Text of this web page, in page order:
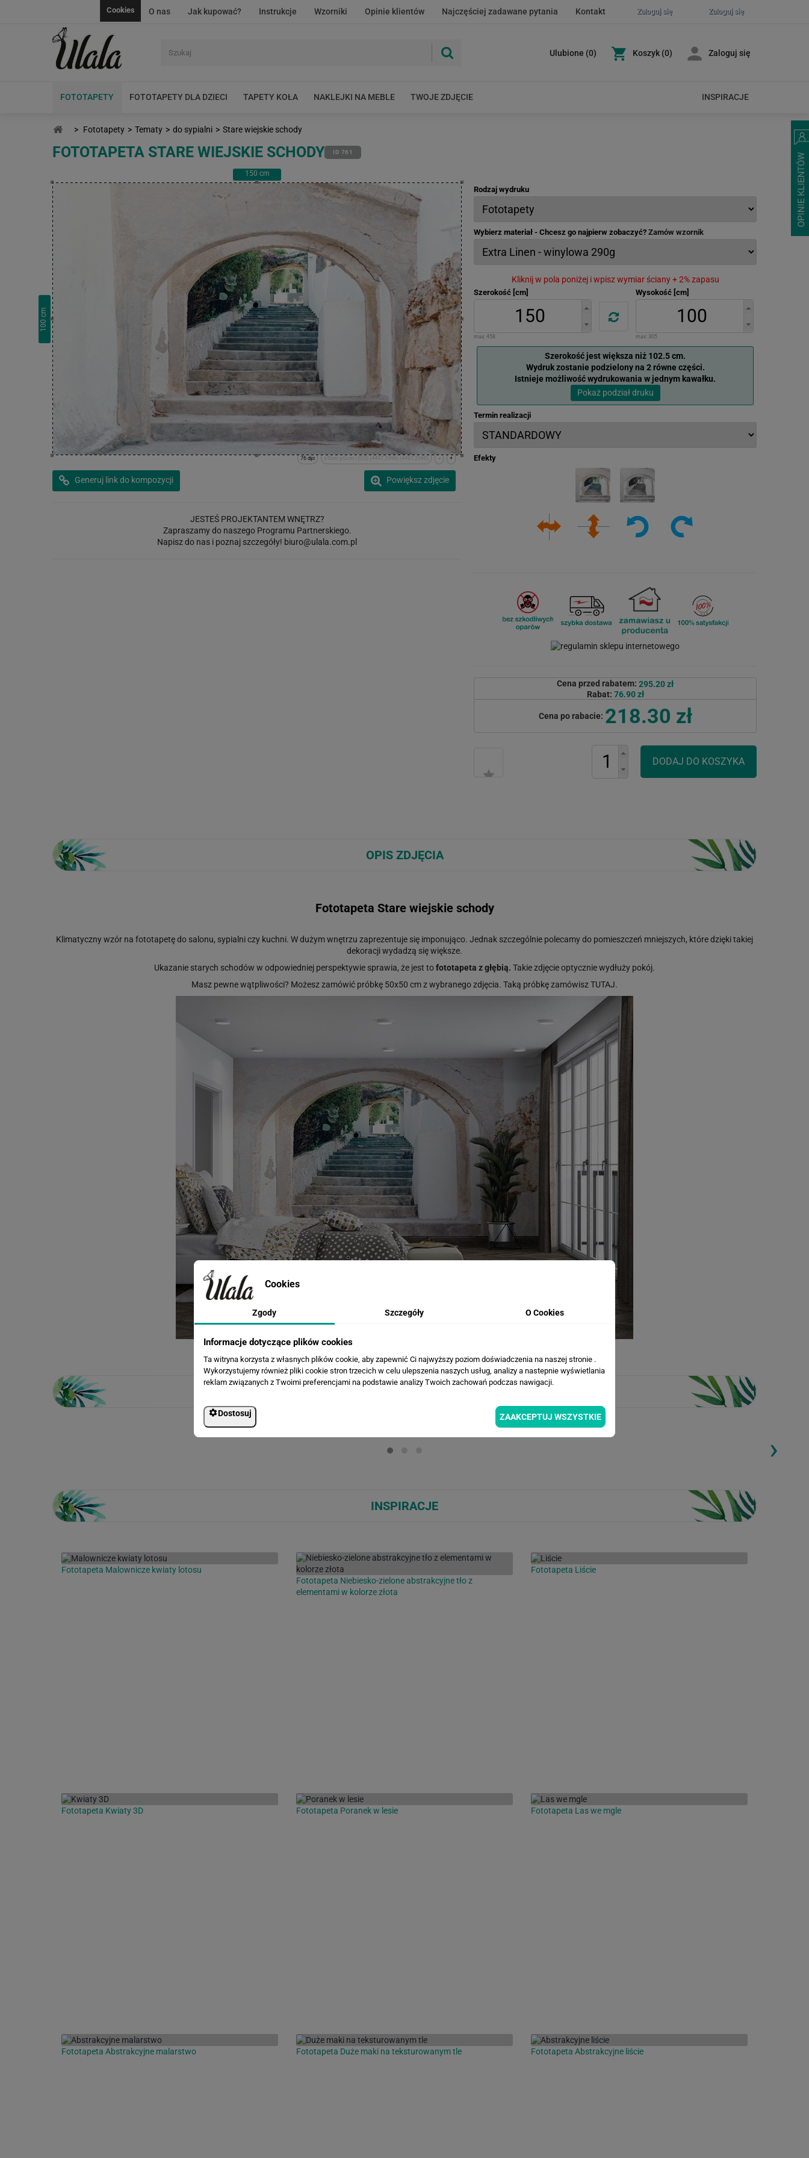
Zaloguj się
Zaloguj się
O nas Jak kupować? Instrukcje Wzorniki Opinie klientów Najczęściej zadawane pytania Kontakt
Cookies
Ulubione (0) Koszyk (0) Zaloguj się
FOTOTAPETY FOTOTAPETY DLA DZIECI TAPETY KOŁA NAKLEJKI NA MEBLE TWOJE ZDJĘCIE INSPIRACJE
> Fototapety > Tematy > do sypialni > Stare wiejskie schody
FOTOTAPETA STARE WIEJSKIE SCHODY ID 761
150 cm
100
cm
+
-
x:0cm y:0cm | (0,0) (4497,2998) (4497,2998)
76 dpi
Powiększ zdjęcie
Generuj link do kompozycji
JESTEŚ PROJEKTANTEM WNĘTRZ?
Zapraszamy do naszego Programu Partnerskiego.
Napisz do nas i poznaj szczegóły! biuro@ulala.com.pl
Rodzaj wydruku
Wybierz materiał - Chcesz go najpierw zobaczyć? Zamów wzornik
Kliknij w pola poniżej i wpisz wymiar ściany + 2% zapasu
Szerokość [cm]
max: 458
Wysokość [cm]
max: 305
Szerokość jest większa niż 102.5 cm.
Wydruk zostanie podzielony na 2 równe części.
Istnieje możliwość wydrukowania w jednym kawałku.
Pokaż podział druku
Termin realizacji
Efekty
Cena przed rabatem: 295.20 zł
Rabat: 76.90 zł
Cena po rabacie: 218.30 zł
OPIS ZDJĘCIA
Fototapeta Stare wiejskie schody
Klimatyczny wzór na fototapetę do salonu, sypialni czy kuchni. W dużym wnętrzu zaprezentuje się imponująco. Jednak szczególnie polecamy do pomieszczeń mniejszych, które dzięki takiej
dekoracji wydadzą się większe.
Ukazanie starych schodów w odpowiedniej perspektywie sprawia, że jest tofototapeta z głębią. Takie zdjęcie optycznie wydłuży pokój.
Masz pewne wątpliwości? Możesz zamówić próbkę 50x50 cm z wybranego zdjęcia. Taką próbkę zamówiszTUTAJ.
WIZUALIZACJE PRODUKTU
Loading...
›
INSPIRACJE
Fototapeta Malownicze kwiaty lotosu
Fototapeta Niebiesko-zielone abstrakcyjne tło z
elementami w kolorze złota
Fototapeta Liście
Fototapeta Kwiaty 3D Fototapeta Poranek w lesie Fototapeta Las we mgle
Fototapeta Abstrakcyjne malarstwo Fototapeta Duże maki na teksturowanym tle Fototapeta Abstrakcyjne liście
Cookies
Zgody Szczegóły O Cookies
Informacje dotyczące plików cookies
Ta witryna korzysta z własnych plików cookie, aby zapewnić Ci najwyższy poziom doświadczenia na naszej stronie .
Wykorzystujemy również pliki cookie stron trzecich w celu ulepszenia naszych usług, analizy a nastepnie wyświetlania
reklam związanych z Twoimi preferencjami na podstawie analizy Twoich zachowań podczas nawigacji.
Dostosuj ZAAKCEPTUJ WSZYSTKIE